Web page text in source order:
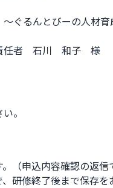
ぐるんとびーの人材育
者　石川　和子　様
。
（申込内容確認の返信
研修終了後まで保存を